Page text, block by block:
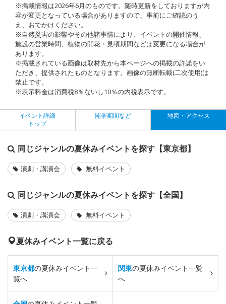
※掲載情報は2026年6月のものです。随時更新をしておりますが内
容が変更となっている場合がありますので、事前にご確認のう
え、おでかけください。
※自然災害の影響やその他諸事情により、イベントの開催情報、
施設の営業時間、植物の開花・見頃期間などは変更になる場合が
あります。
※掲載されている画像は取材先から本ページへの掲載の許諾をい
ただき、提供されたものとなります。画像の無断転載(二次使用)は
禁止です。
※表示料金は消費税8％ないし10％の内税表示です。
イベント詳細
トップ
開催期間など 地図・アクセス
同じジャンルの夏休みイベントを探す【東京都】
演劇・講演会 無料イベント
同じジャンルの夏休みイベントを探す【全国】
演劇・講演会 無料イベント
夏休みイベント一覧に戻る
東京都の夏休みイベント一
覧へ
関東の夏休みイベント一覧
へ